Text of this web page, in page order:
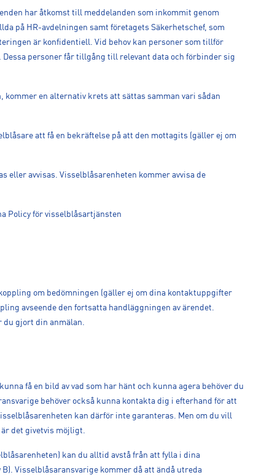
har åtkomst till meddelanden som inkommit genom
på HR-avdelningen samt företagets Säkerhetschef, som
är konfidentiell. Vid behov kan personer som tillför
personer får tillgång till relevant data och förbinder sig
kommer en alternativ krets att sättas samman vari sådan
att få en bekräftelse på att den mottagits (gäller ej om
eller avvisas. Visselblåsarenheten kommer avvisa de
Policy för visselblåsartjänsten
om bedömningen (gäller ej om dina kontaktuppgifter
avseende den fortsatta handläggningen av ärendet.
du gjort din anmälan.
få en bild av vad som har hänt och kunna agera behöver du
behöver också kunna kontakta dig i efterhand för att
kan därför inte garanteras. Men om du vill
det givetvis möjligt.
kan du alltid avstå från att fylla i dina
Visselblåsaransvarige kommer då att ändå utreda